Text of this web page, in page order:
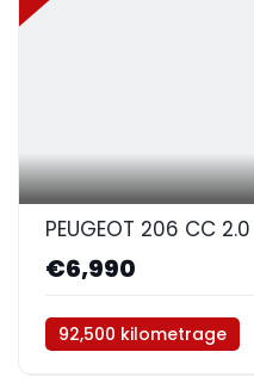
PEUGEOT 206 CC
€6,990
92,500 kilometrage